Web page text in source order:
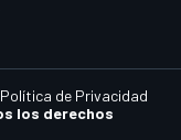
los derechos
Política de Privacidad